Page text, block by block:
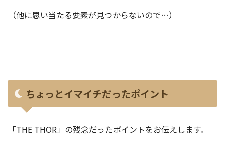
（他に思い当たる要素が見つからないので…）
ちょっとイマイチだったポイント
「THE THOR」の残念だったポイントをお伝えします。